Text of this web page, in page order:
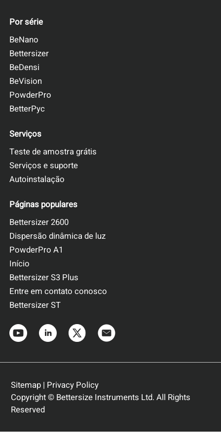
Por série
BeNano
Bettersizer
BeDensi
BeVision
PowderPro
BetterPyc
Serviços
Teste de amostra grátis
Serviços e suporte
Autoinstalação
Páginas populares
Bettersizer 2600
Dispersão dinâmica de luz
PowderPro A1
Início
Bettersizer S3 Plus
Entre em contato conosco
Bettersizer ST
Sitemap| Privacy Policy
Copyright © Bettersize Instruments Ltd. All Rights
Reserved